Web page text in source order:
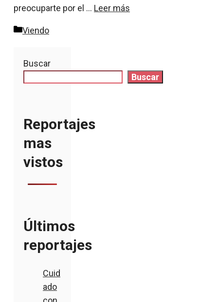
preocuparte por el … Leer más
Categorías
Viendo
Buscar
Buscar
Reportajes
mas
vistos
Últimos
reportajes
Cuid
ado